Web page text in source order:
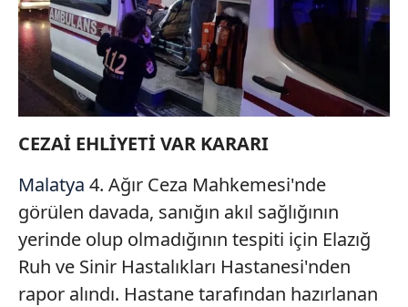
CEZAİ EHLİYETİ VAR KARARI
Malatya 4. Ağır Ceza Mahkemesi'nde
görülen davada, sanığın akıl sağlığının
yerinde olup olmadığının tespiti için Elazığ
Ruh ve Sinir Hastalıkları Hastanesi'nden
rapor alındı. Hastane tarafından hazırlanan